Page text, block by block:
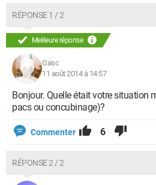
RÉPONSE 1 / 2
Meilleure réponse
Gasc
11 août 2014 à 14:57
Bonjour. Quelle était votre situation
pacs ou concubinage)?
Commenter 6
RÉPONSE 2 / 2